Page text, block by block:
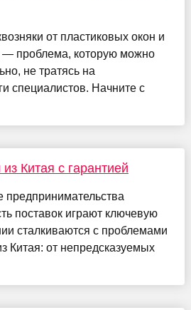
от пластиковых окон и
— проблема, которую можно
не тратясь на
специалистов. Начните с
Китая с гарантией
поставок играют ключевую
сталкиваются с проблемами
Китая: от непредсказуемых